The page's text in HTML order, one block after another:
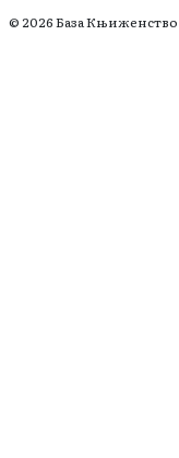
© 2026 База Књиженство